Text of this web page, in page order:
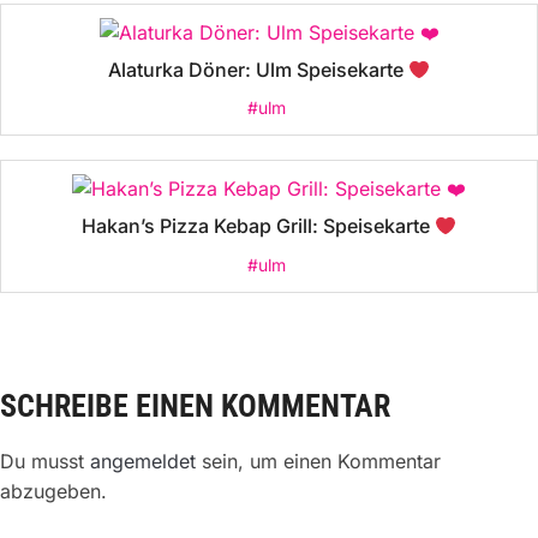
Alaturka Döner: Ulm Speisekarte
#ulm
Hakan’s Pizza Kebap Grill: Speisekarte
#ulm
SCHREIBE EINEN KOMMENTAR
Du musst angemeldet sein, um einen Kommentar
abzugeben.